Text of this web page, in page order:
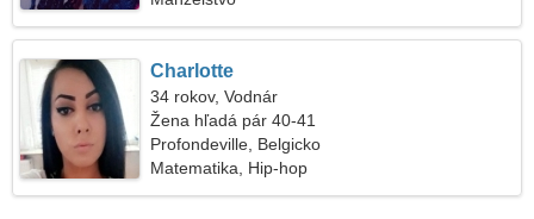
Charlotte
34 rokov, Vodnár
Žena hľadá pár 40-41
Profondeville, Belgicko
Matematika, Hip-hop